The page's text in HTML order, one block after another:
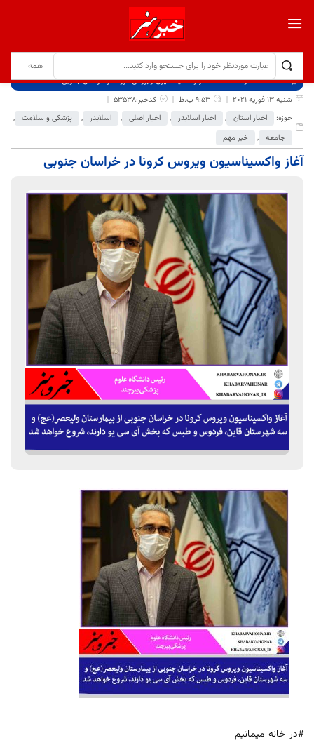
برگ نخست نوشته‌ها
آغاز واکسیناسیون ویروس کرونا در خراسان جنوبی
شنبه 13 فوریه 2021
9:53 ب.ظ
کدخبر:53538
حوزه:
اخبار استان , اخبار اسلایدر , اخبار اصلی , اسلایدر , پزشکی و سلامت ,
جامعه , خبر مهم
آغاز واکسیناسیون ویروس کرونا در خراسان جنوبی
#در_خانه_میمانیم